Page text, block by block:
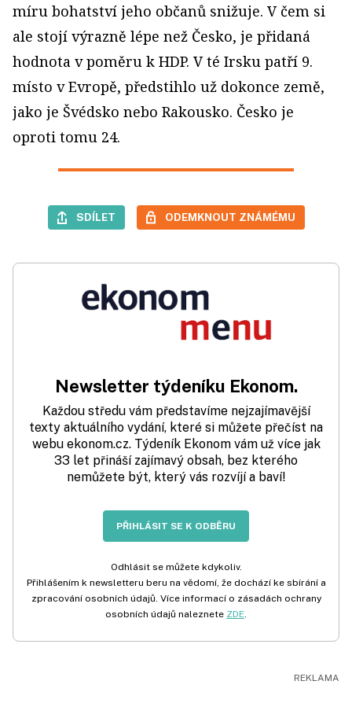
míru bohatství jeho občanů snižuje. V čem si
ale stojí výrazně lépe než Česko, je přidaná
hodnota v poměru k HDP. V té Irsku patří 9.
místo v Evropě, předstihlo už dokonce země,
jako je Švédsko nebo Rakousko. Česko je
oproti tomu 24.
SDÍLET ODEMKNOUT ZNÁMÉMU
Newsletter týdeníku Ekonom.
Každou středu vám představíme nejzajímavější
texty aktuálního vydání, které si můžete přečíst na
webu ekonom.cz. Týdeník Ekonom vám už více jak
33 let přináší zajímavý obsah, bez kterého
nemůžete být, který vás rozvíjí a baví!
PŘIHLÁSIT SE K ODBĚRU
Odhlásit se můžete kdykoliv.
Přihlášením k newsletteru beru na vědomí, že dochází ke sbírání a
zpracování osobních údajů. Více informací o zásadách ochrany
osobních údajů naleznete ZDE.